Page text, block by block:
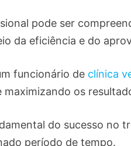
pode ser
da eficiência e do
funcionário de clínica
os
do sucesso no
período de tempo.